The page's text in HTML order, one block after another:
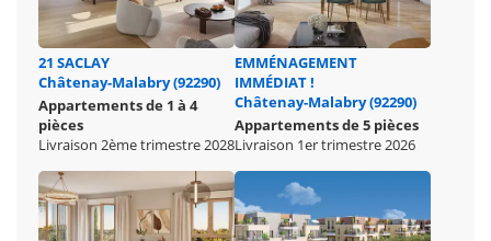
21 SACLAY
Châtenay-Malabry (92290)
Appartements de 1 à 4
pièces
Livraison 2ème trimestre 2028
EMMÉNAGEMENT
IMMÉDIAT !
Châtenay-Malabry (92290)
Appartements de 5 pièces
Livraison 1er trimestre 2026